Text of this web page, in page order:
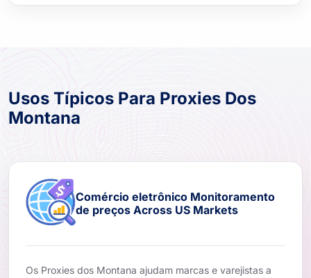
Usos Típicos Para Proxies Dos
Montana
Comércio eletrônico Monitoramento
de preços Across US Markets
Os Proxies dos Montana ajudam marcas e varejistas a